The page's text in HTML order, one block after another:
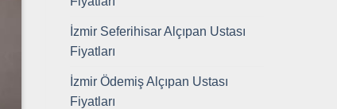
İzmir Seferihisar Alçıpan Ustası
Fiyatları
İzmir Ödemiş Alçıpan Ustası
Fiyatları